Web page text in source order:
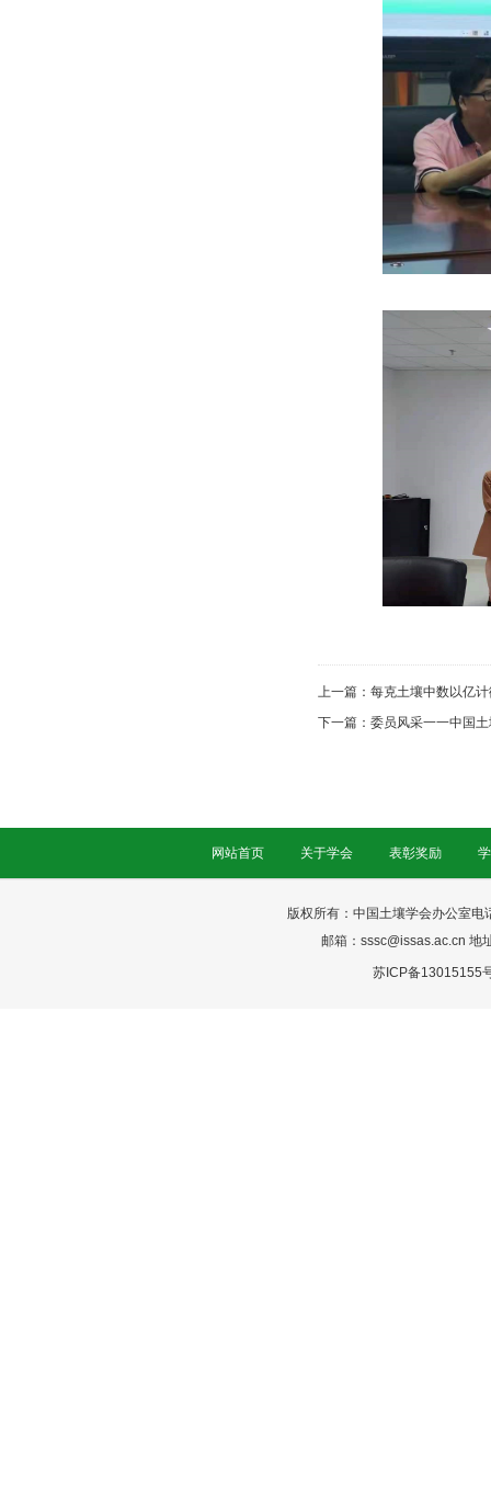
上一篇： 每克土壤中数以亿
下一篇： 委员风采一一中国
网站首页 关于学会 表彰奖励
版权所有：中国土壤学会办公室
邮箱：sssc@issas.ac.cn 地
苏ICP备13015155